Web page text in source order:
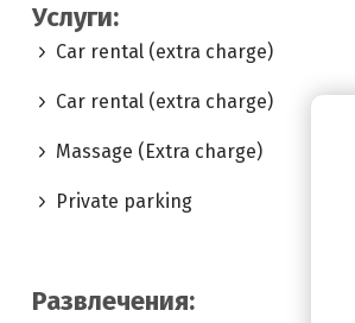
Услуги:
Car rental (extra charge)
Car rental (extra charge)
Massage (Extra charge)
Private parking
Развлечения: